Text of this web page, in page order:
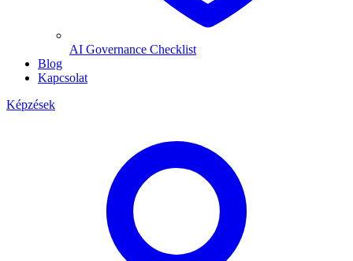
AI Governance Checklist
Blog
Kapcsolat
Képzések